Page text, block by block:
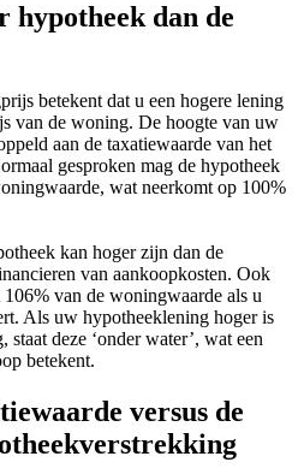
hypotheek dan de
betekent dat u een hogere lening
van de woning. De hoogte van uw
aan de taxatiewaarde van het
gesproken mag de hypotheek
wat neerkomt op 100%
kan hoger zijn dan de
van aankoopkosten. Ook
van de woningwaarde als u
Als uw hypotheeklening hoger is
deze ‘onder water’, wat een
betekent.
versus de